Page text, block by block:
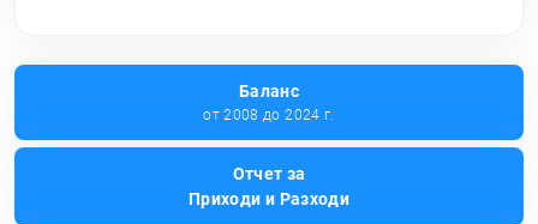
Баланс
от 2008 до 2024 г.
Отчет за
Приходи и Разходи